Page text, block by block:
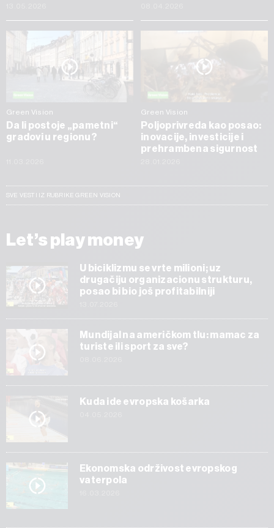
Green Vision
Da li postoje „pametni“
gradovi u regionu?
Green Vision
Poljoprivreda kao posao:
inovacije, investicije i
prehrambena sigurnost
SVE VESTI IZ RUBRIKE GREEN VISION
Let’s play money
U biciklizmu se vrte milioni; uz
drugačiju organizacionu strukturu,
posao bi bio još profitabilniji
Mundijal na američkom tlu: mamac za
turiste ili sport za sve?
Kuda ide evropska košarka
Ekonomska održivost evropskog
vaterpola